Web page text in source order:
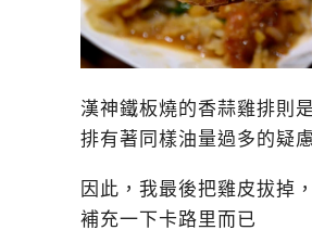
漢神鐵板燒的香蒜雞排則
排有著同樣油量過多的疑慮
因此，我最後把雞皮拔掉
補充一下卡路里而已